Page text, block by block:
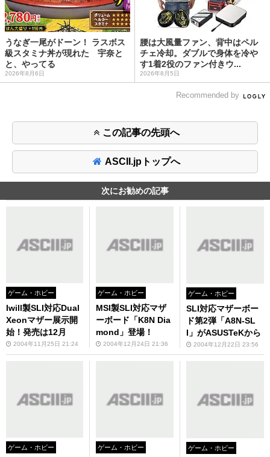
うなぎ一尾がドーン！ ラスボス
級スタミナ丼が現れた 宇奈と
と、やってる
2026年8月6日
腰は大風量ファン、背中はペル
チェ冷却。ダブルで身体を冷や
す1着2役のファン付きウ...
2026年8月5日
Recommended by
この記事の先頭へ
ASCII.jpトップへ
次にお勧めの記事
ゲーム・ホビー
Iwill製SLI対応Dual
Xeonマザー展示開
始！発売は12月
2004年11月25日 21:24
ゲーム・ホビー
MSI製SLI対応マザ
ーボード「K8N Dia
mond」登場！
2004年12月24日 21:36
ゲーム・ホビー
SLI対応マザーボー
ド第2弾「A8N-SL
I」がASUSTeKから
2004年12月22日 23:56
ゲーム・ホビー ゲーム・ホビー ゲーム・ホビー